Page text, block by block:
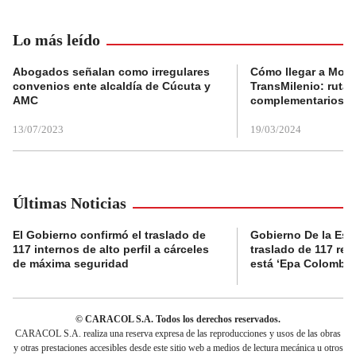
Lo más leído
Abogados señalan como irregulares
convenios ente alcaldía de Cúcuta y
AMC
13/07/2023
Cómo llegar a
TransMilenio:
complementarios
19/03/2024
Últimas Noticias
El Gobierno confirmó el traslado de
117 internos de alto perfil a cárceles
de máxima seguridad
Gobierno De la
traslado de 117
está ‘Epa
© CARACOL S.A. Todos los derechos reservados.
CARACOL S.A. realiza una reserva expresa de las reproducciones y usos de las obras
y otras prestaciones accesibles desde este sitio web a medios de lectura mecánica u otros